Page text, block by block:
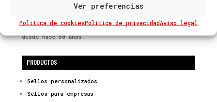
Ver preferencias
Política de cookiesPolítica de privacidadAviso legal
Sellos de Caucho Charines
de Sellos en Caucho y Artículos para el Marcaje
desde hace50 años.
PRODUCTOS
Sellos personalizados
Sellos para empresas